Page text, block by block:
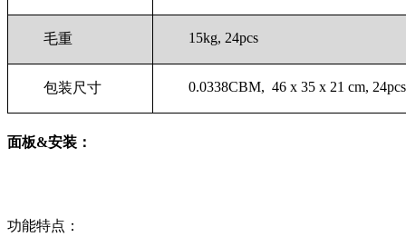
毛重 15kg, 24pcs
包装尺寸 0.0338CBM, 46 x 35 x 21 cm, 24pcs
面板&安装：
功能特点：